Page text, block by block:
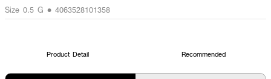
Size 0.5 G • 4063528101358
Product Detail Recommended